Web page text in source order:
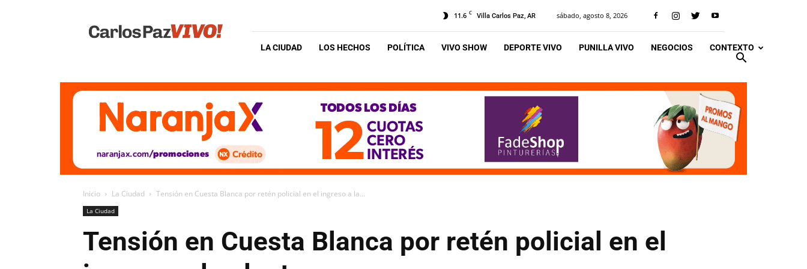
Vivo
11.6 C Villa Carlos Paz, AR sábado, agosto 8, 2026
LA CIUDAD LOS HECHOS POLÍTICA VIVO SHOW DEPORTE VIVO PUNILLA VIVO NEGOCIOS CONTEXTO
Inicio La Ciudad Tensión en Cuesta Blanca por retén policial en el ingreso a la...
La Ciudad
Tensión en Cuesta Blanca por retén policial en el